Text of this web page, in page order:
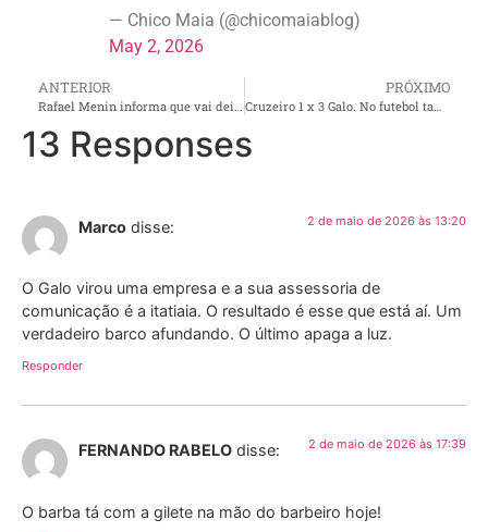
— Chico Maia (@chicomaiablog)
May 2, 2026
ANTERIOR PRÓXIMO
Cruzeiro 1 x 3 Galo. No futebol também vale a máxima do Tim Maia: tudo é tudo e nada é nada! Ou: clássico é clássico, e vice-versa!
13 Responses
Marco disse: 2 de maio de 2026 às 13:20
O Galo virou uma empresa e a sua assessoria de
comunicação é a itatiaia. O resultado é esse que está aí. Um
verdadeiro barco afundando. O último apaga a luz.
Responder
FERNANDO RABELO disse: 2 de maio de 2026 às 17:39
O barba tá com a gilete na mão do barbeiro hoje!